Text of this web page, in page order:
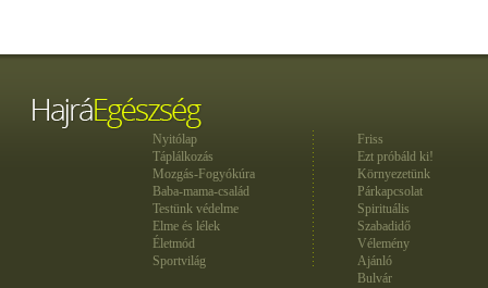
Nyitólap
Táplálkozás
Mozgás-Fogyókúra
Baba-mama-család
Testünk védelme
Elme és lélek
Életmód
Sportvilág
Friss
Ezt próbáld ki!
Környezetünk
Párkapcsolat
Spirituális
Szabadidő
Vélemény
Ajánló
Bulvár